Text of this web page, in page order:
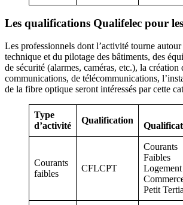
Les qualifications Qualifelec pour
Les professionnels dont l’activité tourne
technique et du pilotage des bâtiments, des
de sécurité (alarmes, caméras, etc.), la création
communications, de télécommunications,
de la fibre optique seront intéressés par cette
Type
d’activité
Qualification
Courants
faibles
CFLCPT
Courants
Faibles
Logement
Petit